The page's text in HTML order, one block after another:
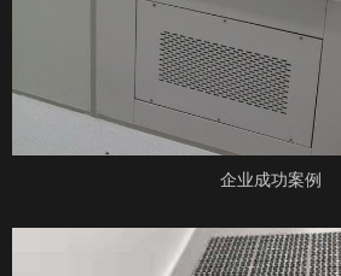
企业成功案例